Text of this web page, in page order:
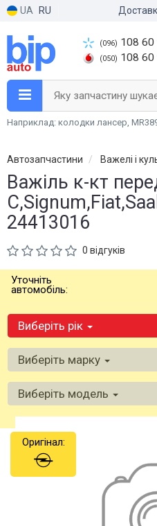
UA RU
(096) 108 60
(050) 108 60
Яку запчастину
Наприклад: колодки лансер,
Автозапчастини Важелі і
Важіль к-кт
24413016
0 відгуків
Уточніть
автомобіль:
Виберіть рік
Виберіть марку
Виберіть модель
Оригінал: